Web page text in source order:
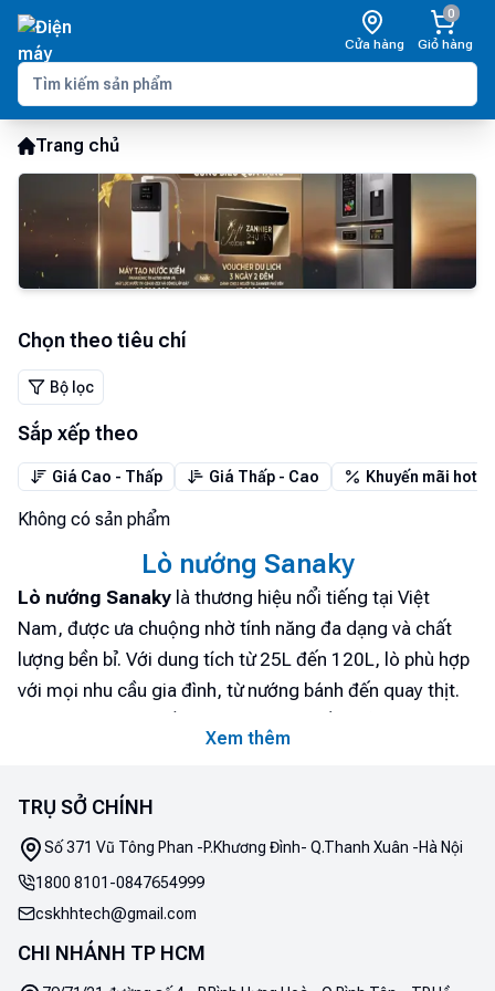
Cửa hàng
0
Giỏ hàng
Trang chủ
Chọn theo tiêu chí
Bộ lọc
Sắp xếp theo
Giá Cao - Thấp Giá Thấp - Cao Khuyến mãi hot
Không có sản phẩm
Lò nướng Sanaky
Lò nướng Sanaky là thương hiệu nổi tiếng tại Việt
Nam, được ưa chuộng nhờ tính năng đa dạng và chất
lượng bền bỉ. Với dung tích từ 25L đến 120L, lò phù hợp
với mọi nhu cầu gia đình, từ nướng bánh đến quay thịt.
giúp thực phẩm chín đều, giữ được hương vị thơm ngon.
Sanaky trở thành lựa chọn hàng đầu cho không gian bếp
gia đình Việt. Hãy cùng Điện máy Htech khám phá thêm
thông tin về thương hiệu này nhé!
1. Lò nướng Sanaky của nước nào sản xuất
Xem thêm
TRỤ SỞ CHÍNH
Số 371 Vũ Tông Phan -P.Khương Đình- Q.Thanh Xuân -Hà Nội
1800 8101 -0847654999
cskhhtech@gmail.com
CHI NHÁNH TP HCM